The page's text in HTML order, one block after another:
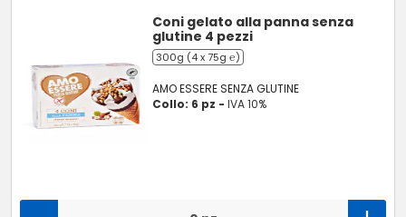
Coni gelato alla panna senza
glutine 4 pezzi
300g (4 x 75g ℮)
AMO ESSERE SENZA GLUTINE
Collo: 6 pz -IVA 10%